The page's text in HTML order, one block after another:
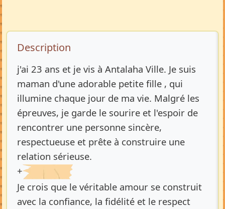
Description de l’annonce
Description
j'ai 23 ans et je vis à Antalaha Ville. Je suis
maman d'une adorable petite fille , qui
illumine chaque jour de ma vie. Malgré les
épreuves, je garde le sourire et l'espoir de
rencontrer une personne sincère,
respectueuse et prête à construire une
relation sérieuse.
+
Je crois que le véritable amour se construit
avec la confiance, la fidélité et le respect